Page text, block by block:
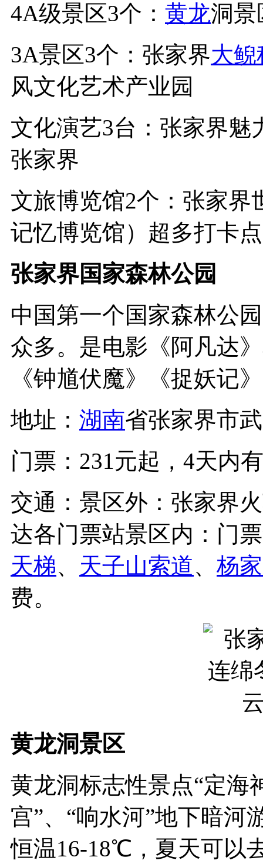
4A级景区3个： 黄龙洞景
3A景区3个：张家界大鲵
风文化艺术产业园
文化演艺3台：张家界魅
张家界
文旅博览馆2个：张家界
记忆博览馆）超多打卡
张家界国家森林公园
中国第一个国家森林公
众多。是电影《阿凡达
《钟馗伏魔》《捉妖记
地址： 湖南省张家界市
门票：231元起，4天内
交通：景区外：张家界
达各门票站景区内：门
天梯、 天子山索道、 杨
费。
黄龙洞景区
黄龙洞标志性景点“定海
宫”、“响水河”地下暗河
恒温16-18℃，夏天可以